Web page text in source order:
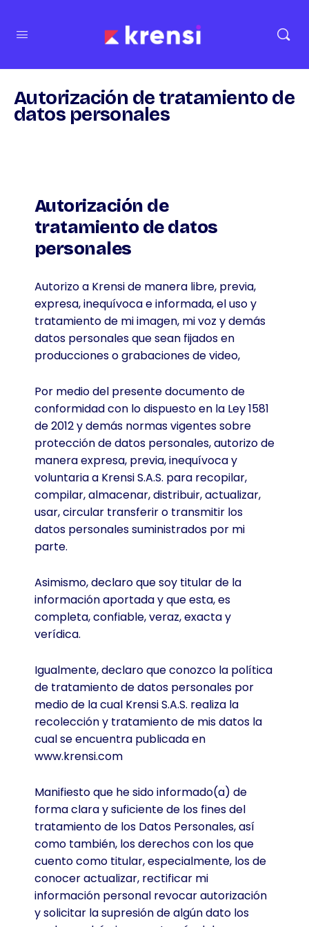
Autorización de tratamiento de
datos personales
Autorización de
tratamiento de datos
personales
Autorizo a Krensi de manera libre, previa,
expresa, inequívoca e informada, el uso y
tratamiento de mi imagen, mi voz y demás
datos personales que sean fijados en
producciones o grabaciones de video,
Por medio del presente documento de
conformidad con lo dispuesto en la Ley 1581
de 2012 y demás normas vigentes sobre
protección de datos personales, autorizo de
manera expresa, previa, inequívoca y
voluntaria a Krensi S.A.S. para recopilar,
compilar, almacenar, distribuir, actualizar,
usar, circular transferir o transmitir los
datos personales suministrados por mi
parte.
Asimismo, declaro que soy titular de la
información aportada y que esta, es
completa, confiable, veraz, exacta y
verídica.
Igualmente, declaro que conozco la política
de tratamiento de datos personales por
medio de la cual Krensi S.A.S. realiza la
recolección y tratamiento de mis datos la
cual se encuentra publicada en
www.krensi.com
Manifiesto que he sido informado(a) de
forma clara y suficiente de los fines del
tratamiento de los Datos Personales, así
como también, los derechos con los que
cuento como titular, especialmente, los de
conocer actualizar, rectificar mi
información personal revocar autorización
y solicitar la supresión de algún dato los